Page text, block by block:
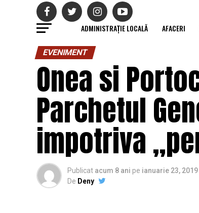
ADMINISTRAȚIE LOCALĂ AFACERI
EVENIMENT
Onea si
Parchetul
impotriva
Publicat acum 8 ani pe ianuarie 23, 2019
De Deny